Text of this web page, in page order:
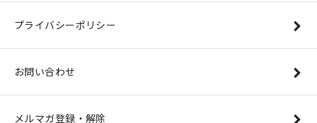
プライバシーポリシー
お問い合わせ
メルマガ登録・解除